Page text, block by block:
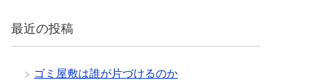
ー
最近の投稿
ゴミ屋敷は誰が片づけるのか